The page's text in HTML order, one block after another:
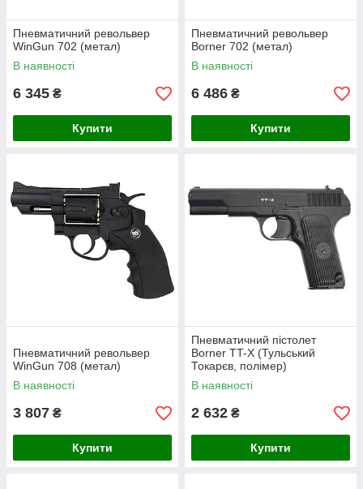
Пневматичний револьвер
WinGun 702 (метал)
В наявності
6 345 ₴
Купити
Пневматичний револьвер
Borner 702 (метал)
В наявності
6 486 ₴
Купити
Пневматичний револьвер
WinGun 708 (метал)
В наявності
3 807 ₴
Купити
Пневматичний пістолет
Borner TT-X (Тульський
Токарєв, полімер)
В наявності
2 632 ₴
Купити